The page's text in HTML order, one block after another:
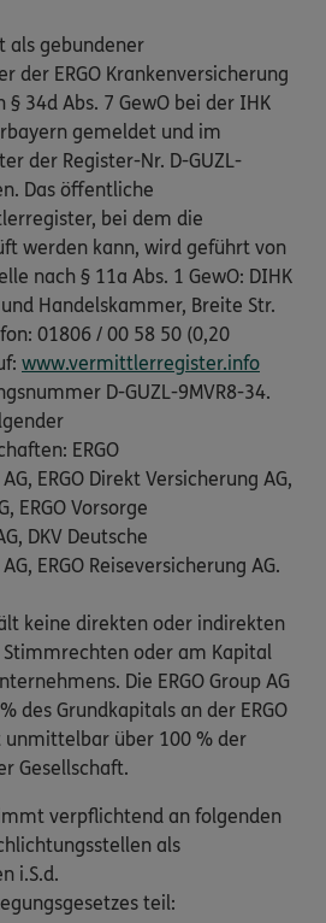
als gebundener
der ERGO Krankenversicherung
34d Abs. 7 GewO bei der IHK
gemeldet und im
der Register-Nr. D-GUZL-
Das öffentliche
bei dem die
werden kann, wird geführt von
nach § 11a Abs. 1 GewO: DIHK
Handelskammer, Breite Str.
01806 / 00 58 50 (0,20
www.vermittlerregister.info
D-GUZL-9MVR8-34.
ERGO
ERGO Direkt Versicherung AG,
ERGO Vorsorge
DKV Deutsche
ERGO Reiseversicherung AG.
keine direkten oder indirekten
oder am Kapital
Die ERGO Group AG
des Grundkapitals an der ERGO
unmittelbar über 100 % der
Gesellschaft.
verpflichtend an folgenden
als
i.S.d.
teil: